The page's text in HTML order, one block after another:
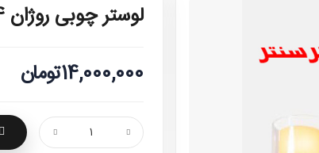
لوستر چوبی روژان 4 دارکار
14,000,000تومان